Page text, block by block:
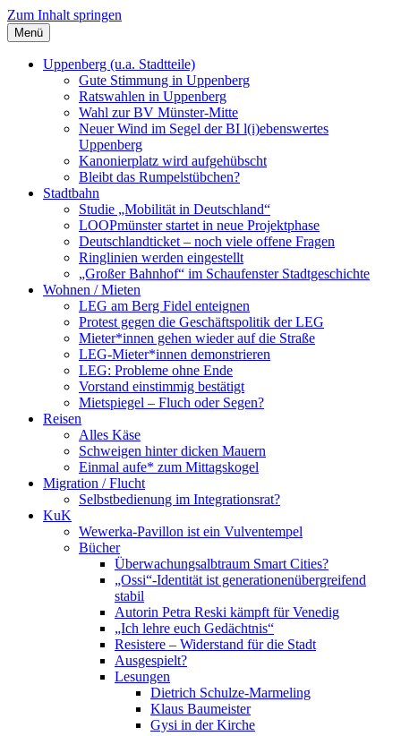
Zum Inhalt springen
Szybalski.de
Infos über und von Werner Szybalski (Münster)
Menü
Uppenberg (u.a. Stadtteile)
Gute Stimmung in Uppenberg
Ratswahlen in Uppenberg
Wahl zur BV Münster-Mitte
Neuer Wind im Segel der BI l(i)ebenswertes
Uppenberg
Kanonierplatz wird aufgehübscht
Bleibt das Rumpelstübchen?
Stadtbahn
Studie „Mobilität in Deutschland“
LOOPmünster startet in neue Projektphase
Deutschlandticket – noch viele offene Fragen
Ringlinien werden eingestellt
„Großer Bahnhof“ im Schaufenster Stadtgeschichte
Wohnen / Mieten
LEG am Berg Fidel enteignen
Protest gegen die Geschäftspolitik der LEG
Mieter*innen gehen wieder auf die Straße
LEG-Mieter*innen demonstrieren
LEG: Probleme ohne Ende
Vorstand einstimmig bestätigt
Mietspiegel – Fluch oder Segen?
Reisen
Alles Käse
Schweigen hinter dicken Mauern
Einmal aufe* zum Mittagskogel
Migration / Flucht
Selbstbedienung im Integrationsrat?
KuK
Wewerka-Pavillon ist ein Vulventempel
Bücher
Überwachungsalbtraum Smart Cities?
„Ossi“-Identität ist generationenübergreifend
stabil
Autorin Petra Reski kämpft für Venedig
„Ich lehre euch Gedächtnis“
Resistere – Widerstand für die Stadt
Ausgespielt?
Lesungen
Dietrich Schulze-Marmeling
Klaus Baumeister
Gysi in der Kirche